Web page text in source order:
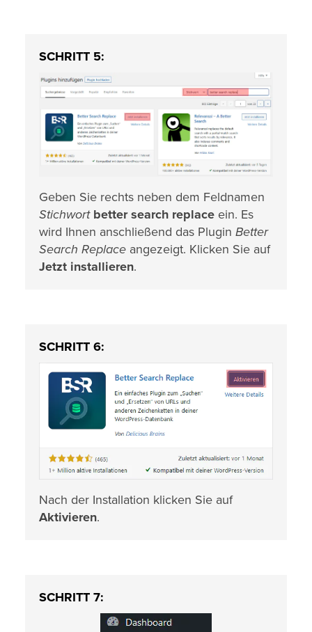
SCHRITT 5:
Geben Sie rechts neben dem Feldnamen
Stichwort better search replace ein. Es
wird Ihnen anschließend das Plugin Better
Search Replace angezeigt. Klicken Sie auf
Jetzt installieren.
SCHRITT 6:
Nach der Installation klicken Sie auf
Aktivieren.
SCHRITT 7: